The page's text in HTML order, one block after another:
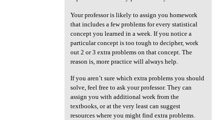
Your professor is likely to assign you homework
that includes a few problems for every statistical
concept you learned in a week. If you notice a
particular concept is too tough to decipher, work
out 2 or 3 extra problems on that concept. The
reason is, more practice will always help.
If you aren’t sure which extra problems you should
solve, feel free to ask your professor. They can
assign you with additional work from the
textbooks, or at the very least can suggest
resources where you might find extra problems.